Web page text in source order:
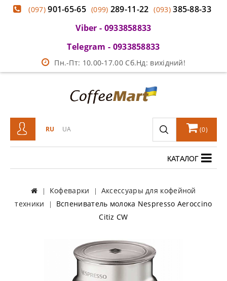
(097)901-65-65 (099) 289-11-22 (093)385-88-33
Viber - 0933858833
Telegram - 0933858833
Пн.-Пт: 10.00-17.00 Сб.Нд: вихідний!
RU UA (0)
КАТАЛОГ
Кофеварки
Аксессуары для кофейной
техники
Вспениватель молока Nespresso Aeroccino
Citiz CW